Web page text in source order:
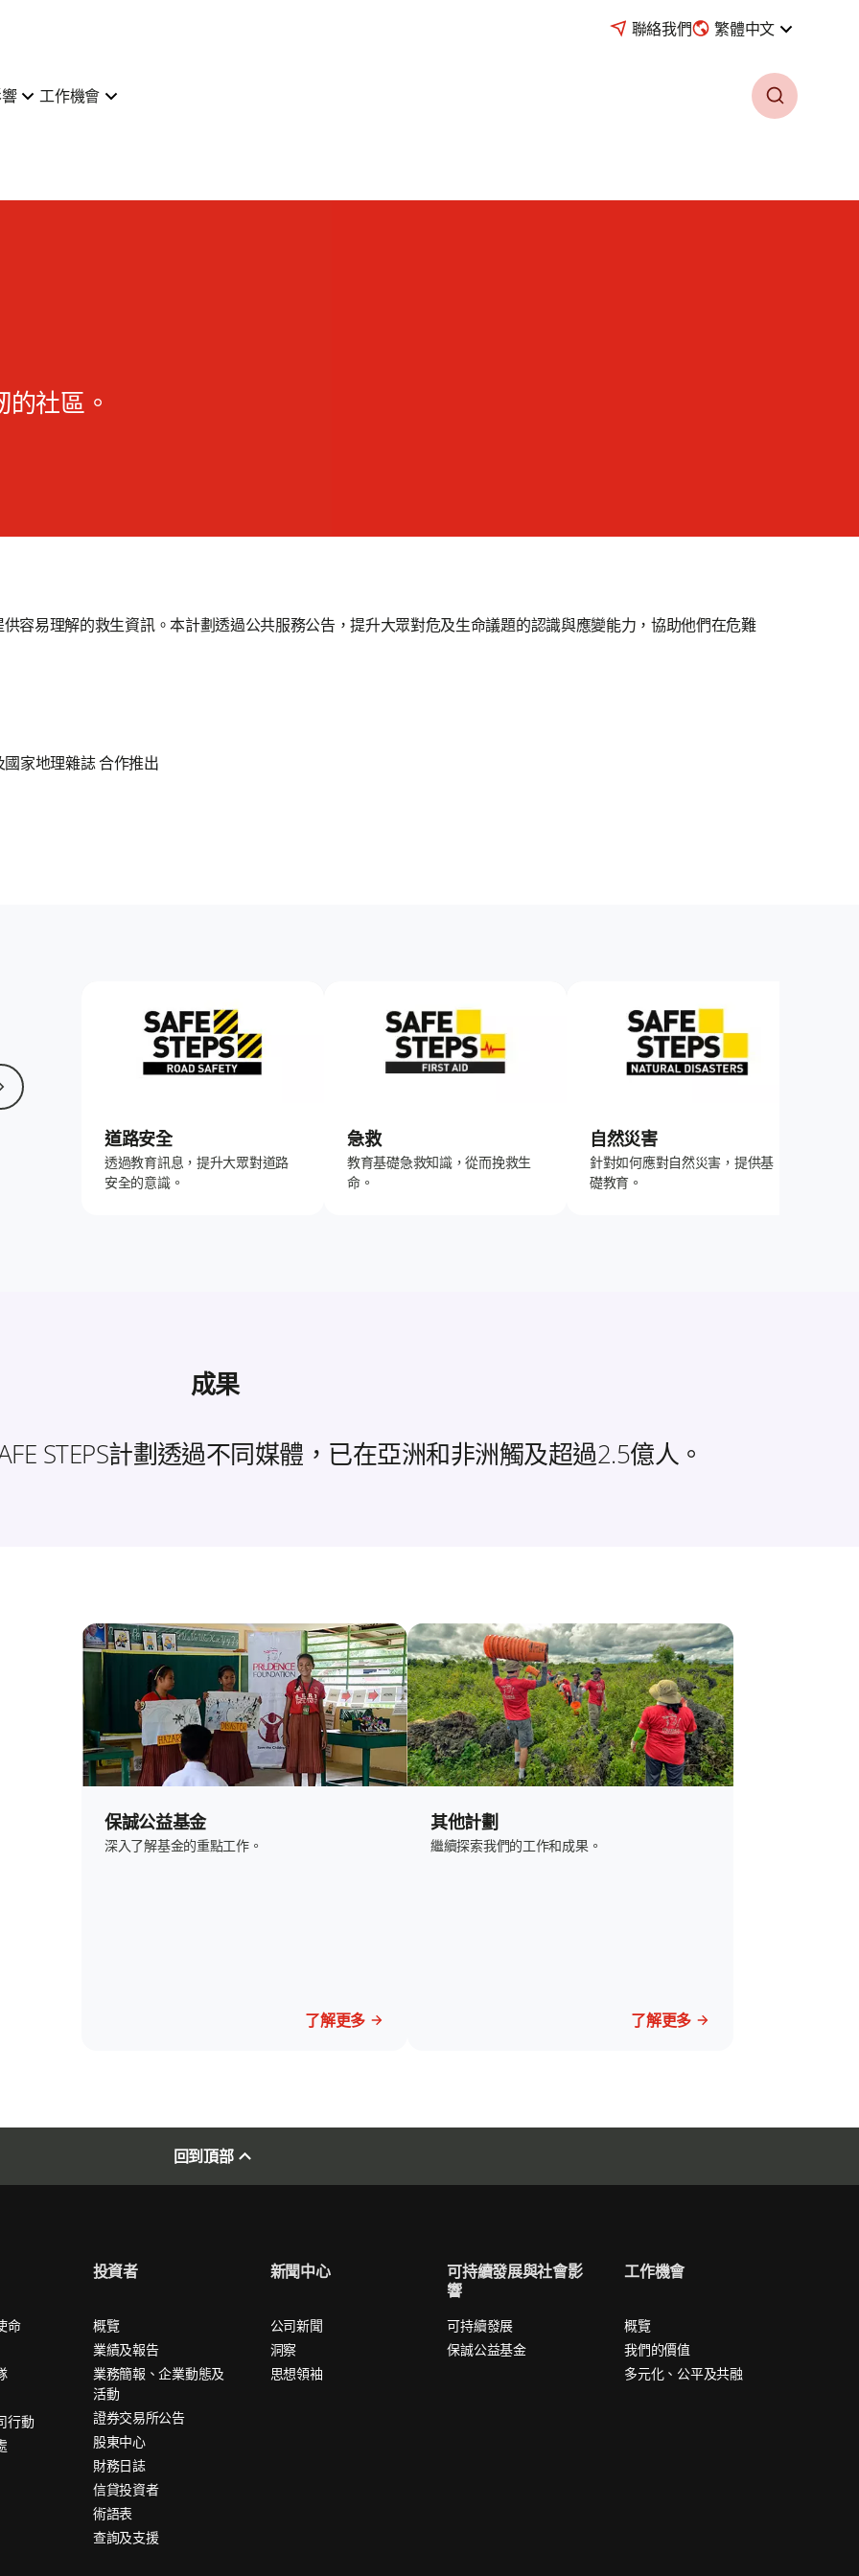
聯絡我們 繁體中文
工作機會
社區。
供容易理解的救生資訊。本計劃透過公共服務公告，提升大眾對危及生命議題的認識與應變能力，協助他們在危難
家地理雜誌 合作推出
道路安全
透過教育訊息，提升大眾對道路
安全的意識。
急救
教育基礎急救知識，從而挽救生
命。
自然災害
針對如何應對自然災害，提供基
礎教育。
成果
STEPS計劃透過不同媒體，已在亞洲和非洲觸及超過2.5億人。
保誠公益基金
深入了解基金的重點工作。
了解更多
其他計劃
繼續探索我們的工作和成果。
了解更多
回到頂部
命
行動
投資者
概覽
業績及報告
業務簡報、企業動態及
活動
證券交易所公告
股東中心
財務日誌
信貸投資者
術語表
查詢及支援
新聞中心
公司新聞
洞察
思想領袖
可持續發展與社會影
響
可持續發展
保誠公益基金
工作機會
概覽
我們的價值
多元化、公平及共融